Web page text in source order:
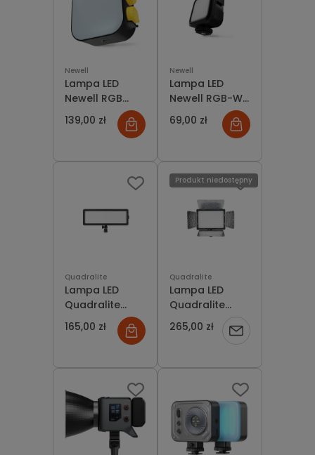
Newell
Lampa LED
Newell RGB
Cutie Pie 2500-
9900 K czarna
139,00 zł
Newell
Lampa LED
Newell RGB-W
Rangha Nano
Efekty
69,00 zł
Quadralite
Lampa LED
Quadralite
Thea 150 Panel
165,00 zł
Quadralite
Lampa LED
Quadralite
Thea RGB 150
LED
265,00 zł
Produkt niedostępny
Powiadom
dostępności